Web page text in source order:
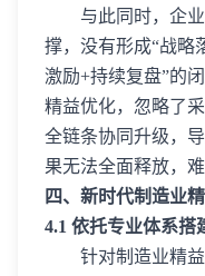
与此同时，企
撑，没有形成“战略
激励+持续复盘”的
精益优化，忽略了
全链条协同升级，
果无法全面释放，
四、新时代制造业
4.1 依托专业体系搭
针对制造业精